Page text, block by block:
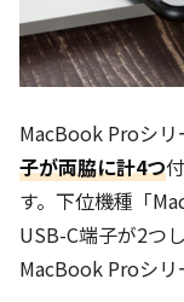
MacBook Proシリ
子が両脇に計4つ
す。下位機種「
USB-C端子が2つ
MacBook Proシリ